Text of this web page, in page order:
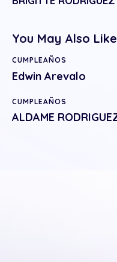
You May Also Like
CUMPLEAÑOS
Edwin Arevalo
CUMPLEAÑOS
ALDAME